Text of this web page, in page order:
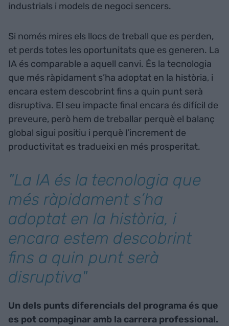
industrials i models de negoci sencers.
Si només mires els llocs de treball que es perden,
et perds totes les oportunitats que es generen. La
IA és comparable a aquell canvi. És la tecnologia
que més ràpidament s’ha adoptat en la història, i
encara estem descobrint fins a quin punt serà
disruptiva. El seu impacte final encara és difícil de
preveure, però hem de treballar perquè el balanç
global sigui positiu i perquè l’increment de
productivitat es tradueixi en més prosperitat.
"La IA és la tecnologia que
més ràpidament s’ha
adoptat en la història, i
encara estem descobrint
fins a quin punt serà
disruptiva"
Un dels punts diferencials del programa és que
es pot compaginar amb la carrera professional.